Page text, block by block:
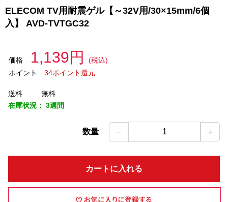
ELECOM TV用耐震ゲル【～32V用/30×15mm/6個
入】 AVD-TVTGC32
価格 1,139円
(税込)
ポイント
34ポイント還元
送料
無料
在庫状況： 3週間
数量 － 1 ＋
カートに入れる